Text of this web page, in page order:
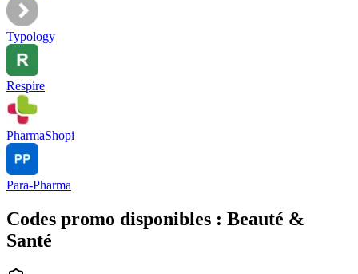
Typology
Respire
PharmaShopi
Para-Pharma
Codes promo disponibles : Beauté &
Santé